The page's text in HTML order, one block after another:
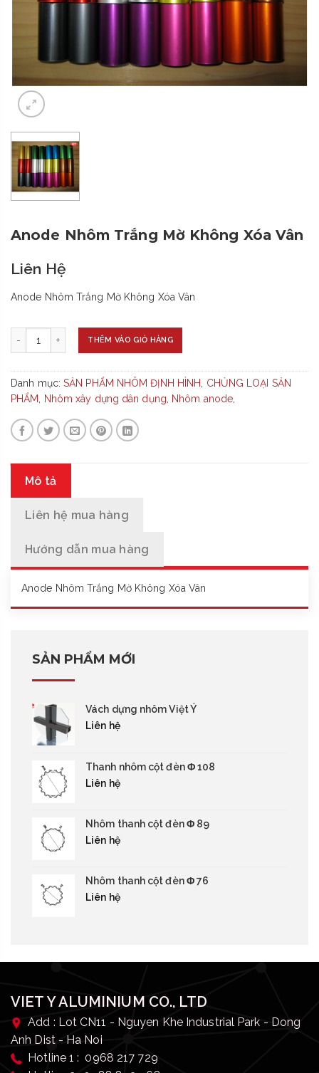
Anode Nhôm Trắng Mờ Không Xóa Vân
Liên Hệ
Anode Nhôm Trắng Mờ Không Xóa Vân
- + THÊM VÀO GIỎ HÀNG
Danh mục: SẢN PHẨM NHÔM ĐỊNH HÌNH
CHỦNG LOẠI SẢN
PHẨM
Nhôm xây dựng dân dụng Nhôm anode
Mô tả
Liên hệ mua hàng
Hướng dẫn mua hàng
Anode Nhôm Trắng Mờ Không Xóa Vân
SẢN PHẨM MỚI
Vách dựng nhôm Việt Ý
Liên hệ
Thanh nhôm cột đèn Φ 108
Liên hệ
Nhôm thanh cột đèn Φ 89
Liên hệ
Nhôm thanh cột đèn Φ 76
Liên hệ
VIET Y ALUMINIUM CO., LTD
Add : Lot CN11 - Nguyen Khe Industrial Park - Dong
Anh Dist - Ha Noi
Hotline 1 : 0968 217 729